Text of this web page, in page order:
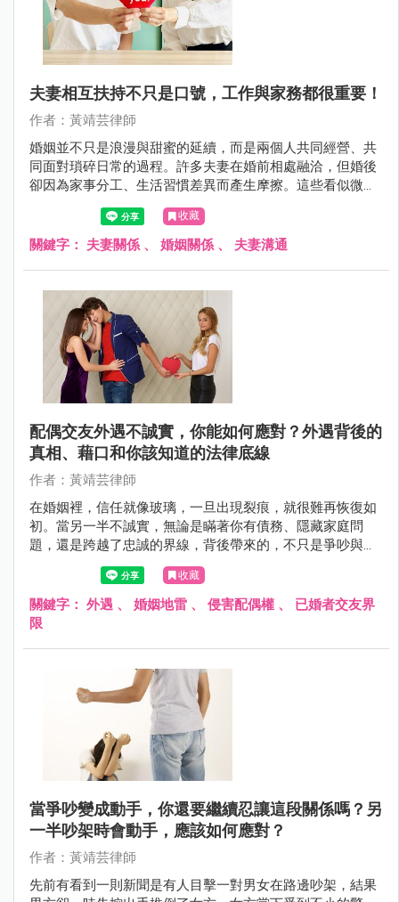
夫妻相互扶持不只是口號，工作與家務都很重要！
作者：黃靖芸律師
婚姻並不只是浪漫與甜蜜的延續，而是兩個人共同經營、共
同面對瑣碎日常的過程。許多夫妻在婚前相處融洽，但婚後
卻因為家事分工、生活習慣差異而產生摩擦。這些看似微不
足道的小事，往往才是影響婚姻穩定的關鍵。
收藏
關鍵字： 夫妻關係 、 婚姻關係 、 夫妻溝通
配偶交友外遇不誠實，你能如何應對？外遇背後的
真相、藉口和你該知道的法律底線
作者：黃靖芸律師
在婚姻裡，信任就像玻璃，一旦出現裂痕，就很難再恢復如
初。當另一半不誠實，無論是瞞著你有債務、隱藏家庭問
題，還是跨越了忠誠的界線，背後帶來的，不只是爭吵與不
安，更可能是整段關係的崩毀。這不是危言聳聽，而是許多
真實案例的縮影——尤其當交友軟體、曖昧訊息和「只是朋
友」的藉口交織在一起時，婚姻就像踩在薄冰上，隨時可能
破裂。
收藏
關鍵字： 外遇 、 婚姻地雷 、 侵害配偶權 、 已婚者交友界
限
當爭吵變成動手，你還要繼續忍讓這段關係嗎？另
一半吵架時會動手，應該如何應對？
作者：黃靖芸律師
先前有看到一則新聞是有人目擊一對男女在路邊吵架，結果